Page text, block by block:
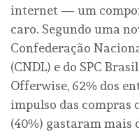
internet — um
caro. Segundo uma
Confederação
(CNDL) e do SPC
Offerwise, 62% dos
impulso das compras
(40%) gastaram mais